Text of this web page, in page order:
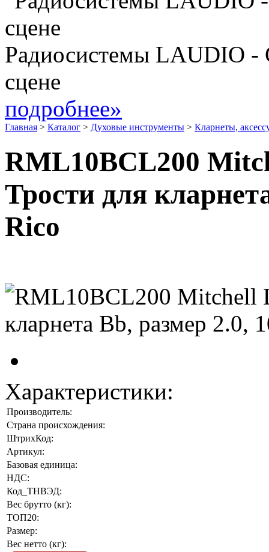
Радиосистемы LAUDIO -
сцене
подробнее»
Главная > Каталог > Духовые инструменты > Кларнеты,
RML10BCL200
Трости для
Rico
Характеристики:
Производитель:
Страна происхождения:
ШтрихКод:
Артикул:
Базовая единица:
НДС:
Код_ТНВЭД:
Вес брутто (кг):
ТОП20:
Размер:
Вес нетто (кг):